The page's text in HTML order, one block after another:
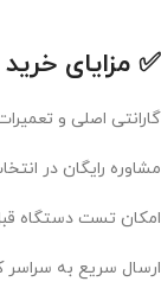
✅ مزایای
گارانتی اصلی و
مشاوره رایگان در
امکان تست دستگاه
ارسال سریع به سراسر